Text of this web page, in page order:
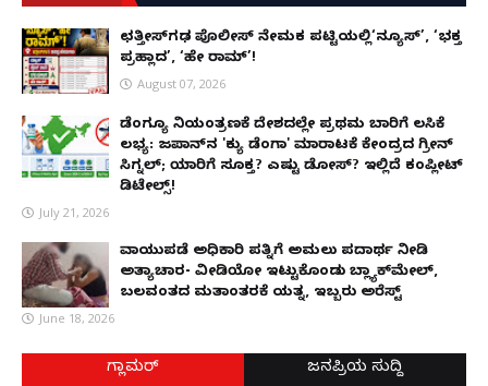
ಛತ್ತೀಸ್‌ಗಢ ಪೊಲೀಸ್ ನೇಮಕ ಪಟ್ಟಿಯಲ್ಲಿ‘ನ್ಯೂಸ್’, ‘ಭಕ್ತ
ಪ್ರಹ್ಲಾದ’, ‘ಹೇ ರಾಮ್’!
August 07, 2026
ಡೆಂಗ್ಯೂ ನಿಯಂತ್ರಣಕ್ಕೆ ದೇಶದಲ್ಲೇ ಪ್ರಥಮ ಬಾರಿಗೆ ಲಸಿಕೆ
ಲಭ್ಯ: ಜಪಾನ್‌ನ 'ಕ್ಯು ಡೆಂಗಾ' ಮಾರಾಟಕ್ಕೆ ಕೇಂದ್ರದ ಗ್ರೀನ್
ಸಿಗ್ನಲ್; ಯಾರಿಗೆ ಸೂಕ್ತ? ಎಷ್ಟು ಡೋಸ್? ಇಲ್ಲಿದೆ ಕಂಪ್ಲೀಟ್
ಡಿಟೇಲ್ಸ್!
July 21, 2026
ವಾಯುಪಡೆ ಅಧಿಕಾರಿ ಪತ್ನಿಗೆ ಅಮಲು ಪದಾರ್ಥ ನೀಡಿ
ಅತ್ಯಾಚಾರ- ವೀಡಿಯೋ ಇಟ್ಟುಕೊಂಡು ಬ್ಲ್ಯಾಕ್‌ಮೇಲ್,
ಬಲವಂತದ ಮತಾಂತರಕ್ಕೆ ಯತ್ನ, ಇಬ್ಬರು ಅರೆಸ್ಟ್
June 18, 2026
ಗ್ಲಾಮರ್ ಜನಪ್ರಿಯ ಸುದ್ದಿ